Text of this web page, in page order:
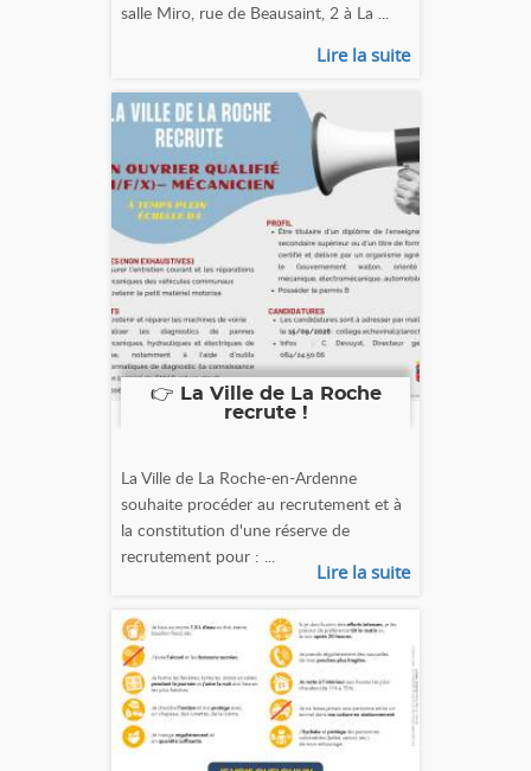
salle Miro, rue de Beausaint, 2 à La ...
Lire la suite
👉 La Ville de La Roche
recrute !
La Ville de La Roche-en-Ardenne
souhaite procéder au recrutement et à
la constitution d'une réserve de
recrutement pour : ...
Lire la suite